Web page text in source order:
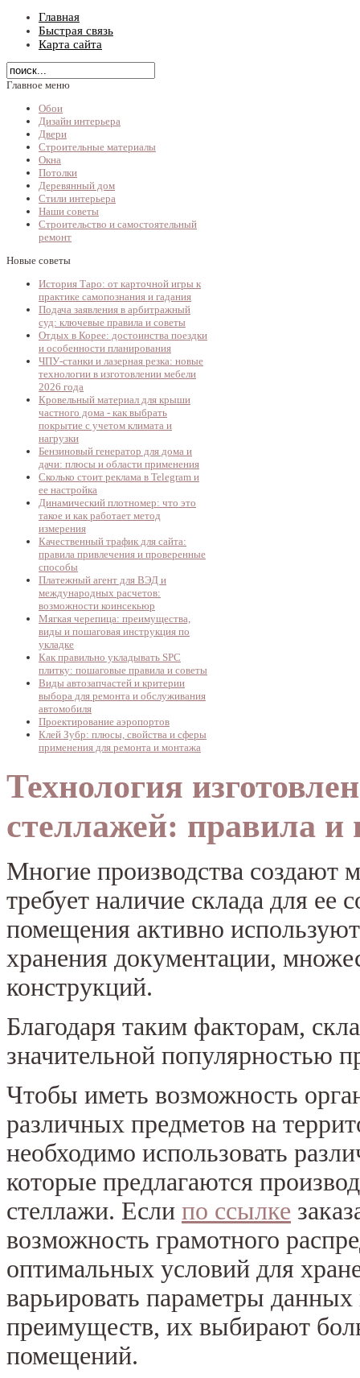
Главная
Быстрая связь
Карта сайта
Главное меню
Обои
Дизайн интерьера
Двери
Строительные материалы
Окна
Потолки
Деревянный дом
Стили интерьера
Наши советы
Строительство и самостоятельный
ремонт
Новые советы
История Таро: от карточной игры к
практике самопознания и гадания
Подача заявления в арбитражный
суд: ключевые правила и советы
Отдых в Корее: достоинства поездки
и особенности планирования
ЧПУ-станки и лазерная резка: новые
технологии в изготовлении мебели
2026 года
Кровельный материал для крыши
частного дома - как выбрать
покрытие с учетом климата и
нагрузки
Бензиновый генератор для дома и
дачи: плюсы и области применения
Сколько стоит реклама в Telegram и
ее настройка
Динамический плотномер: что это
такое и как работает метод
измерения
Качественный трафик для сайта:
правила привлечения и проверенные
способы
Платежный агент для ВЭД и
международных расчетов:
возможности коинсекьюр
Мягкая черепица: преимущества,
виды и пошаговая инструкция по
укладке
Как правильно укладывать SPC
плитку: пошаговые правила и советы
Виды автозапчастей и критерии
выбора для ремонта и обслуживания
автомобиля
Проектирование аэропортов
Клей Зубр: плюсы, свойства и сферы
применения для ремонта и монтажа
Технология
стеллажей: правила и
Многие производства создают
требует наличие склада для ее
помещения активно
хранения документации,
конструкций.
Благодаря таким факторам,
значительной популярностью
Чтобы иметь возможность
различных предметов на
необходимо использовать
которые предлагаются
стеллажи. Если по ссылке
возможность грамотного
оптимальных условий для
варьировать параметры
преимуществ, их выбирают
помещений.